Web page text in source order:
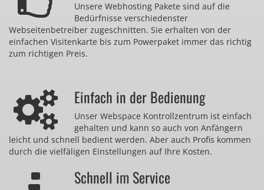
Unsere Webhosting Pakete sind auf die
Bedürfnisse verschiedenster
Webseitenbetreiber zugeschnitten. Sie erhalten von der
einfachen Visitenkarte bis zum Powerpaket immer das richtig
zum richtigen Preis.
Einfach in der Bedienung
Unser Webspace Kontrollzentrum ist einfach
gehalten und kann so auch von Anfängern
leicht und schnell bedient werden. Aber auch Profis kommen
durch die vielfäligen Einstellungen auf Ihre Kosten.
Schnell im Service